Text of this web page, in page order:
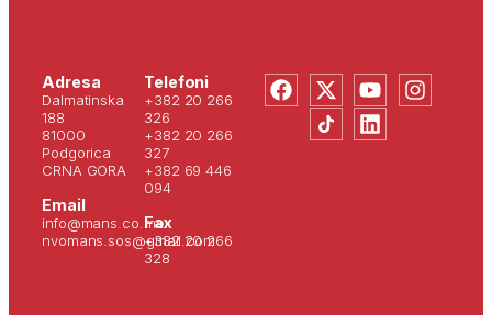
Adresa
Dalmatinska
188
81000
Podgorica
CRNA GORA
Email
info@mans.co.me
nvomans.sos@gmail.com
Telefoni
+382 20 266
326
+382 20 266
327
+382 69 446
094
Fax
+382 20 266
328